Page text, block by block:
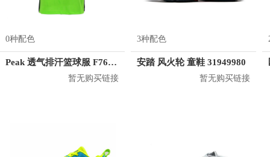
0种配色
Peak 透气排汗篮球服 F762101
暂无购买链接
3种配色
安踏 风火轮 童鞋 31949980
暂无购买链接